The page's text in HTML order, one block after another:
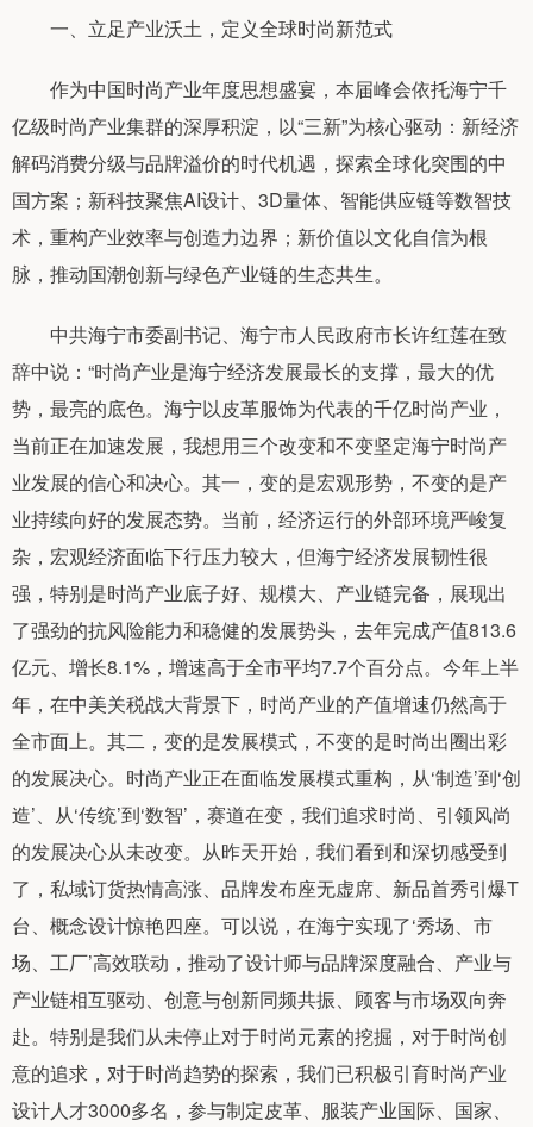
一、立足产业沃土，定义全球时尚新范式
作为中国时尚产业年度思想盛宴，本届峰会依托海宁千
亿级时尚产业集群的深厚积淀，以“三新”为核心驱动：新经济
解码消费分级与品牌溢价的时代机遇，探索全球化突围的中
国方案；新科技聚焦AI设计、3D量体、智能供应链等数智技
术，重构产业效率与创造力边界；新价值以文化自信为根
脉，推动国潮创新与绿色产业链的生态共生。
中共海宁市委副书记、海宁市人民政府市长许红莲在致
辞中说：“时尚产业是海宁经济发展最长的支撑，最大的优
势，最亮的底色。海宁以皮革服饰为代表的千亿时尚产业，
当前正在加速发展，我想用三个改变和不变坚定海宁时尚产
业发展的信心和决心。其一，变的是宏观形势，不变的是产
业持续向好的发展态势。当前，经济运行的外部环境严峻复
杂，宏观经济面临下行压力较大，但海宁经济发展韧性很
强，特别是时尚产业底子好、规模大、产业链完备，展现出
了强劲的抗风险能力和稳健的发展势头，去年完成产值813.6
亿元、增长8.1%，增速高于全市平均7.7个百分点。今年上半
年，在中美关税战大背景下，时尚产业的产值增速仍然高于
全市面上。其二，变的是发展模式，不变的是时尚出圈出彩
的发展决心。时尚产业正在面临发展模式重构，从‘制造’到‘创
造’、从‘传统’到‘数智’，赛道在变，我们追求时尚、引领风尚
的发展决心从未改变。从昨天开始，我们看到和深切感受到
了，私域订货热情高涨、品牌发布座无虚席、新品首秀引爆T
台、概念设计惊艳四座。可以说，在海宁实现了‘秀场、市
场、工厂’高效联动，推动了设计师与品牌深度融合、产业与
产业链相互驱动、创意与创新同频共振、顾客与市场双向奔
赴。特别是我们从未停止对于时尚元素的挖掘，对于时尚创
意的追求，对于时尚趋势的探索，我们已积极引育时尚产业
设计人才3000多名，参与制定皮革、服装产业国际、国家、